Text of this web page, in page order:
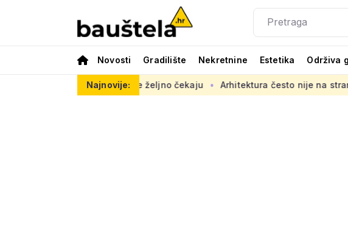
Novosti Gradilište Nekretnine Estetika Održiva
Najnovije:
opasno, radovi se željno čekaju Arhitektura često nije na strani